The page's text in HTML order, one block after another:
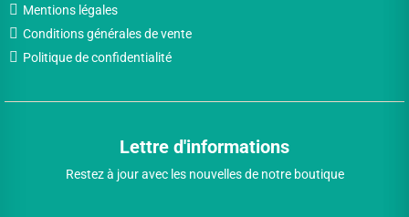
Mentions légales
Conditions générales de vente
Politique de confidentialité
Lettre d'informations
Restez à jour avec les nouvelles de notre boutique